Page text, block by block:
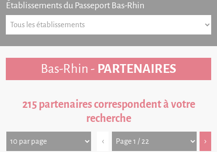
Établissements du Passeport Bas-Rhin
Bas-Rhin - PARTENAIRES
215 partenaires correspondent à votre
recherche
‹ ›